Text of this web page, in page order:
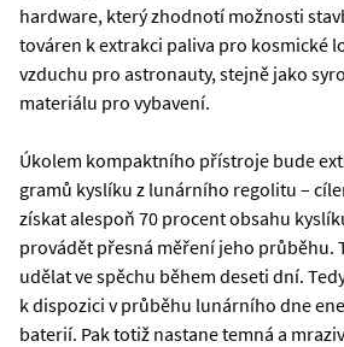
hardware, který zhodnotí možnosti
továren k extrakci paliva pro kosmické
vzduchu pro astronauty, stejně jako
materiálu pro vybavení.
Úkolem kompaktního přístroje bude
gramů kyslíku z lunárního regolitu –
získat alespoň 70 procent obsahu
provádět přesná měření jeho průběhu.
udělat ve spěchu během deseti dní.
k dispozici v průběhu lunárního dne
baterií. Pak totiž nastane temná a